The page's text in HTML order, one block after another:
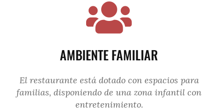
AMBIENTE FAMILIAR
El restaurante está dotado con espacios para
familias, disponiendo de una zona infantil con
entretenimiento.